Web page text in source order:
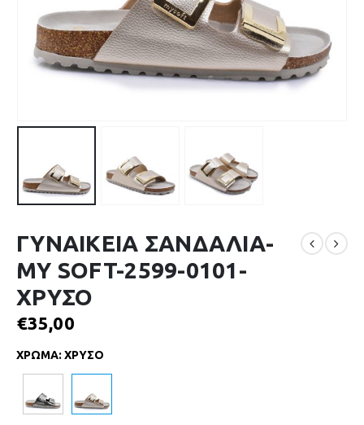
ΓΥΝΑΙΚΕΙΑ ΣΑΝΔΑΛΙΑ-
MY SOFT-2599-0101-
ΧΡΥΣΟ
€35,00
ΧΡΩΜΑ: ΧΡΥΣΟ